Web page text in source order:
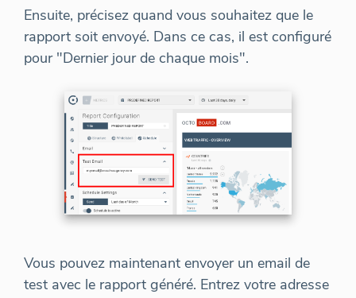
Ensuite, précisez quand vous souhaitez que le
rapport soit envoyé. Dans ce cas, il est configuré
pour "Dernier jour de chaque mois".
Vous pouvez maintenant envoyer un email de
test avec le rapport généré. Entrez votre adresse